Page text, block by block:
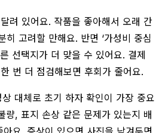
려 있어요. 작품을 좋아해서 오래 간
히 고려할 만해요. 반면 ‘가성비 중심
선택지가 더 맞을 수 있어요. 결제
번 더 점검해보면 후회가 줄어요.
대체로 초기 하자 확인이 가장 중요
량, 표지 손상 같은 문제가 있는지 배